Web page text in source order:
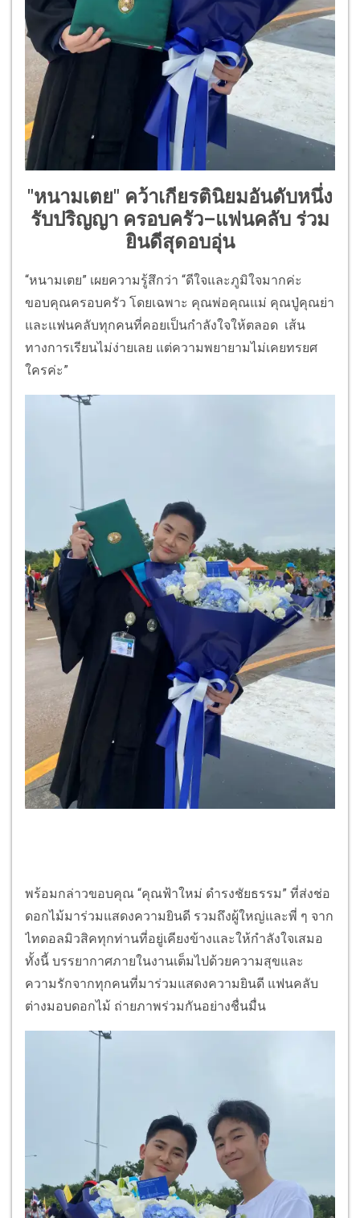
"หนามเตย" คว้าเกียรตินิยมอันดับหนึ่ง
รับปริญญา ครอบครัว–แฟนคลับ ร่วม
ยินดีสุดอบอุ่น
“หนามเตย” เผยความรู้สึกว่า “ดีใจและภูมิใจมากค่ะ
ขอบคุณครอบครัว โดยเฉพาะ คุณพ่อคุณแม่ คุณปู่คุณย่า
และแฟนคลับทุกคนที่คอยเป็นกำลังใจให้ตลอด เส้น
ทางการเรียนไม่ง่ายเลย แต่ความพยายามไม่เคยทรยศ
ใครค่ะ”
พร้อมกล่าวขอบคุณ “คุณฟ้าใหม่ ดำรงชัยธรรม” ที่ส่งช่อ
ดอกไม้มาร่วมแสดงความยินดี รวมถึงผู้ใหญ่และพี่ ๆ จาก
ไทดอลมิวสิคทุกท่านที่อยู่เคียงข้างและให้กำลังใจเสมอ
ทั้งนี้ บรรยากาศภายในงานเต็มไปด้วยความสุขและ
ความรักจากทุกคนที่มาร่วมแสดงความยินดี แฟนคลับ
ต่างมอบดอกไม้ ถ่ายภาพร่วมกันอย่างชื่นมื่น